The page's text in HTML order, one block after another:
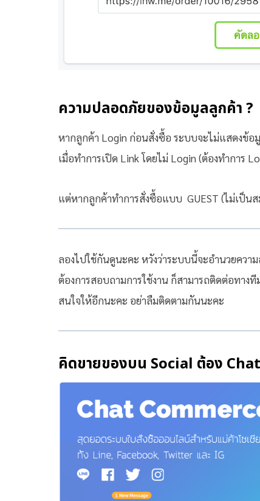
ความปลอดภัยของข้อมูลลูกค้า ?
หากลูกค้า Login ก่อนสั่งซื้อ ระบบจะไม่แสดงข้อ
เมื่อทำการเปิด Link โดยไม่ Login (ต้องทำการ
แต่หากลูกค้าทำการสั่งซื้อแบบ GUEST (ไม่เป็น
ลองไปใช้กันดูนะคะ หวังว่าระบบนี้จะอำนวยคว
ต้องการสอบถามการใช้งาน ก็สามารถติดต่อทาง
สนใจให้อีกนะคะ อย่าลืมติดตามกันนะคะ
คิดขายของบน Social ต้อง